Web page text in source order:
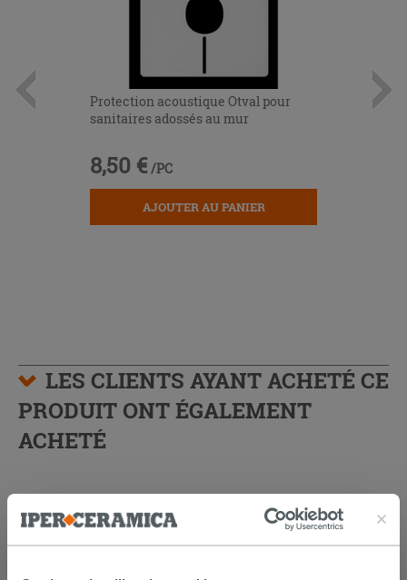
Protection acoustique Otval pour
sanitaires adossés au mur
8,50 € /PC
AJOUTER AU PANIER
LES CLIENTS AYANT ACHETÉ CE
PRODUIT ONT ÉGALEMENT
ACHETÉ